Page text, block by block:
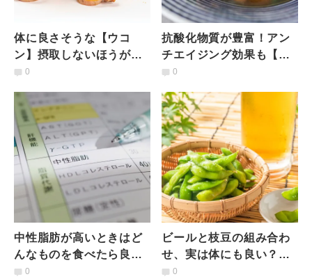
体に良さそうな【ウコ
ン】摂取しないほうがい
い人って？ウコンの健康
士が解説
0
抗酸化物質が豊富！アン
チエイジング効果も【ほ
うれん草ときのこの豆腐
0
中性脂肪が高いときはど
んなものを食べたら良
い？おすすめの食べ物ラ
0
ビールと枝豆の組み合わ
せ、実は体にも良い？管
理栄養士がすすめる理由
0